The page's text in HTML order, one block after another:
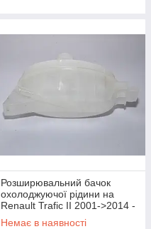
Розширювальний бачок
охолоджуючої рідини на
Renault Trafic II 2001->2014 -
STC (Іспанія) -T403664
Немає в наявності